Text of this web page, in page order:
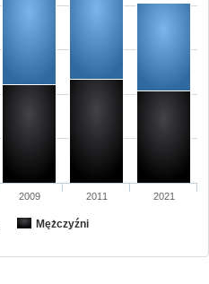
Mężczyźni
2009 2011 2021